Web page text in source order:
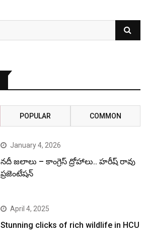
POPULAR COMMON
January 4, 2026
నదీ జలాలు – కాంగ్రెస్ ద్రోహాలు.. హరీష్ రావు
ప్రజెంటేషన్
April 4, 2025
Stunning clicks of rich wildlife in HCU